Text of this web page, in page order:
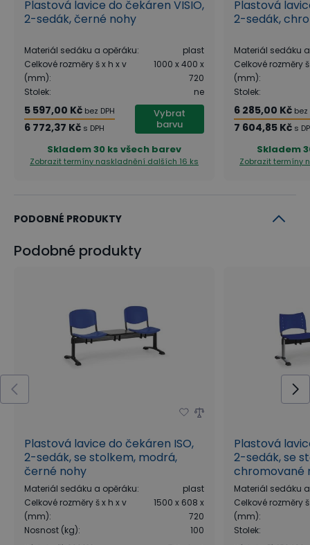
Plastová lavice do čekáren VISIO,
2-sedák, černé nohy
Materiál sedáku a opěráku:
plast
Celkové rozměry š x h x v
(mm):
1000 x 400 x
720
Stolek: ne
5 597,00 Kč bez DPH
6 772,37 Kč s DPH
Vybrat
barvu
Skladem30 ks všech barev
Zobrazit termíny naskladnění dalších 16 ks
Plastová
2-sedák,
Materiál sedáku
Celkové rozměry
(mm):
Stolek:
6 285,00 Kč bez
7 604,85 Kč s
Skladem
Zobrazit termíny
PODOBNÉ PRODUKTY
Podobné produkty
Plastová lavice do čekáren ISO,
2-sedák, se stolkem, modrá,
černé nohy
Materiál sedáku a opěráku:
plast
Celkové rozměry š x h x v
(mm):
1500 x 608 x
720
Nosnost (kg): 100
Plastová
2-sedák, se
chromované
Materiál sedáku
Celkové rozměry
(mm):
Stolek: